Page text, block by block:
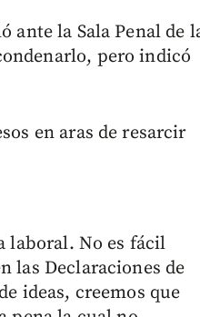
ante la Sala Penal de
pero indicó
en aras de resarcir
laboral. No es fácil
las Declaraciones de
ideas, creemos que